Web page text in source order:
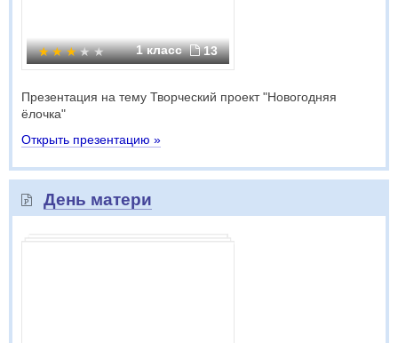
1 класс 13
Презентация на тему Творческий проект "Новогодняя
ёлочка"
Открыть презентацию »
День матери